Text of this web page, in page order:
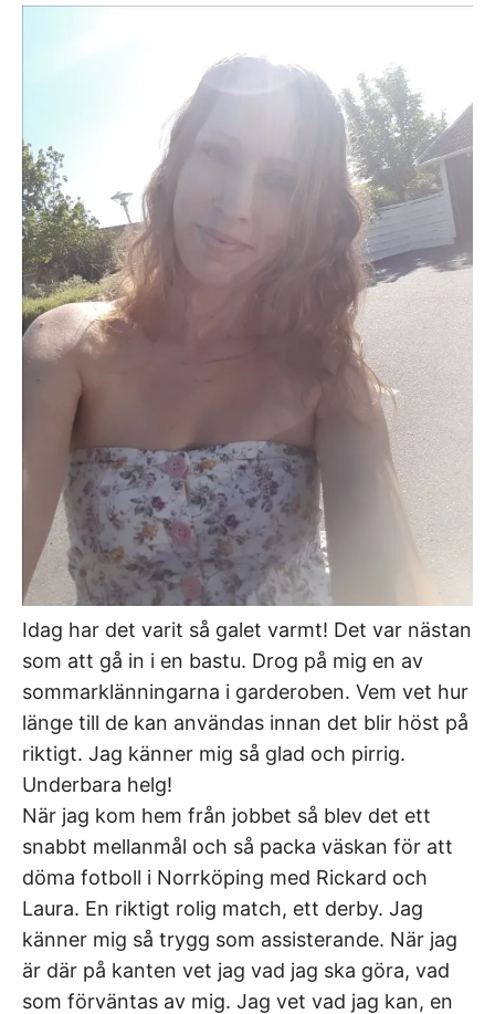
Idag har det varit så galet varmt! Det var nästan
som att gå in i en bastu. Drog på mig en av
sommarklänningarna i garderoben. Vem vet hur
länge till de kan användas innan det blir höst på
riktigt. Jag känner mig så glad och pirrig.
Underbara helg!
När jag kom hem från jobbet så blev det ett
snabbt mellanmål och så packa väskan för att
döma fotboll i Norrköping med Rickard och
Laura. En riktigt rolig match, ett derby. Jag
känner mig så trygg som assisterande. När jag
är där på kanten vet jag vad jag ska göra, vad
som förväntas av mig. Jag vet vad jag kan, en